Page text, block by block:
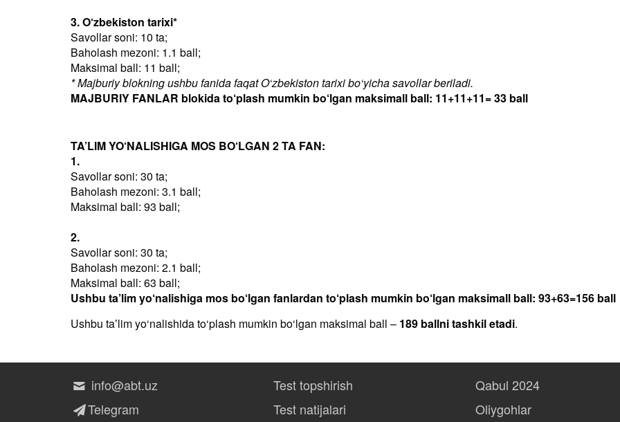
3. O‘zbekiston tarixi*
Savollar soni: 10 ta;
Baholash mezoni: 1.1 ball;
Maksimal ball: 11 ball;
* Majburiy blokning ushbu fanida faqat O‘zbekiston tarixi bo‘yicha savollar beriladi.
MAJBURIY FANLAR blokida to‘plash mumkin bo‘lgan maksimall ball: 11+11+11= 33 ball
TA’LIM YO‘NALISHIGA MOS BO‘LGAN 2 TA FAN:
1.
Savollar soni: 30 ta;
Baholash mezoni: 3.1 ball;
Maksimal ball: 93 ball;
2.
Savollar soni: 30 ta;
Baholash mezoni: 2.1 ball;
Maksimal ball: 63 ball;
Ushbu ta’lim yo‘nalishiga mos bo‘lgan fanlardan to‘plash mumkin bo‘lgan maksimall ball: 93+63=156 ball
Ushbu taʼlim yo‘nalishida to‘plash mumkin bo‘lgan maksimal ball – 189 ballni tashkil etadi.
info@abt.uz
Telegram
Test topshirish
Test natijalari
Qabul 2024
Oliygohlar